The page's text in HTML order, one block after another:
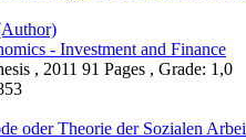
- Investment and Finance
, 2011 91 Pages , Grade: 1,0
oder Theorie der Sozialen